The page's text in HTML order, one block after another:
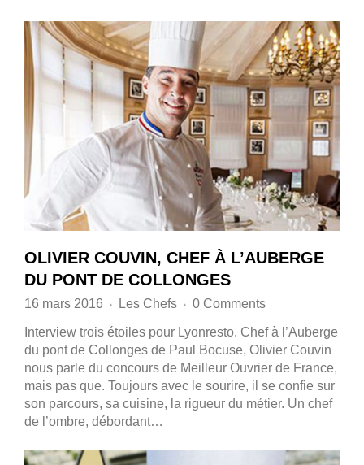
OLIVIER COUVIN, CHEF À L’AUBERGE
DU PONT DE COLLONGES
16 mars 2016 ♦ Les Chefs ♦ 0 Comments
Interview trois étoiles pour Lyonresto. Chef à l’Auberge
du pont de Collonges de Paul Bocuse, Olivier Couvin
nous parle du concours de Meilleur Ouvrier de France,
mais pas que. Toujours avec le sourire, il se confie sur
son parcours, sa cuisine, la rigueur du métier. Un chef
de l’ombre, débordant…